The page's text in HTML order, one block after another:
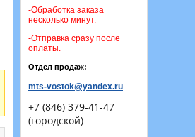
-Обработка заказа
несколько минут.
-Отправка сразу после
оплаты.
Отдел продаж:
mts-vostok@yandex.ru
+7 (846) 379-41-47
(городской)